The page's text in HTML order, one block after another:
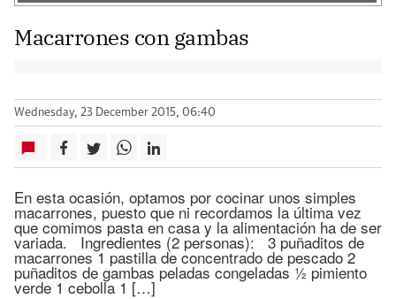
Macarrones con gambas
Wednesday, 23 December 2015, 06:40
En esta ocasión, optamos por cocinar unos simples
macarrones, puesto que ni recordamos la última vez
que comimos pasta en casa y la alimentación ha de ser
variada. Ingredientes (2 personas): 3 puñaditos de
macarrones 1 pastilla de concentrado de pescado 2
puñaditos de gambas peladas congeladas ½ pimiento
verde 1 cebolla 1 […]